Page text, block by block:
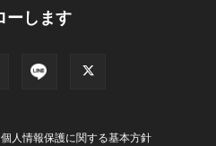
ーします
個人情報保護に関する基本方針